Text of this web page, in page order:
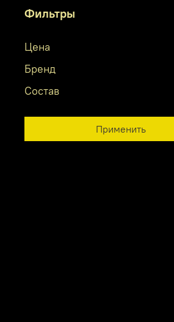
Фильтры
Цена
Бренд
Состав
Применить